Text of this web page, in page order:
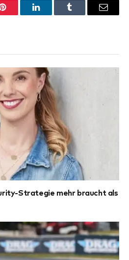
Pinterest LinkedInTumblr Email
Strategie mehr braucht als